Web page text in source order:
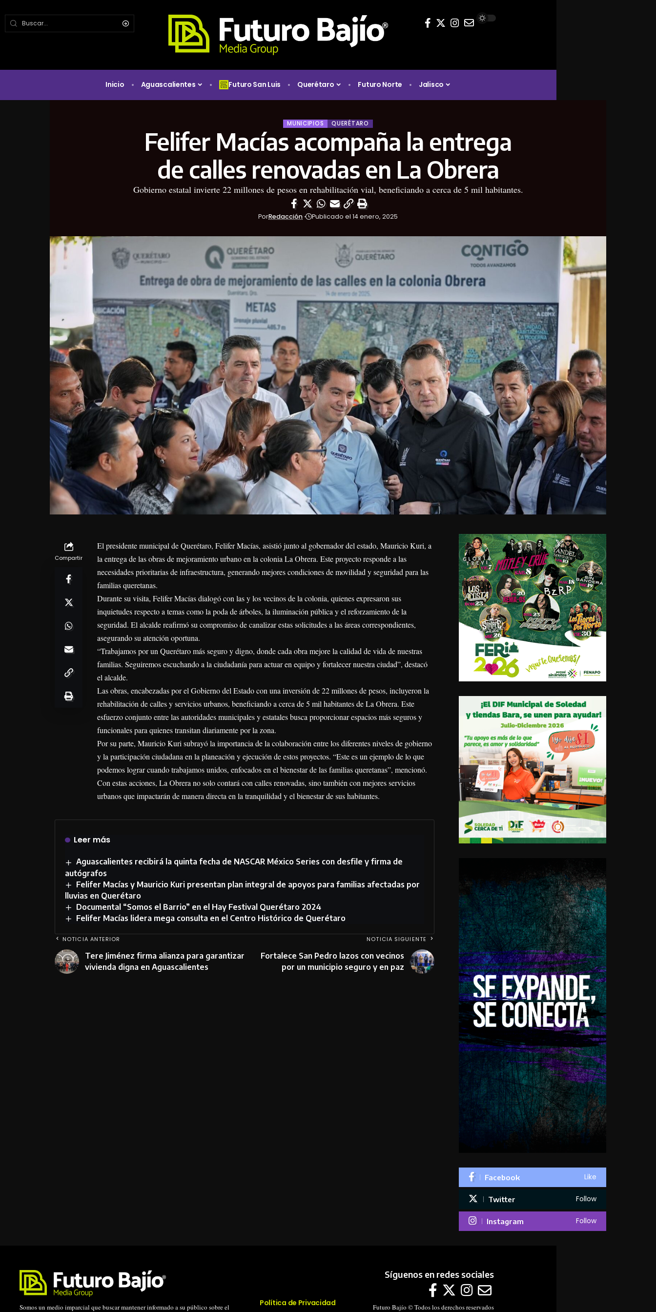
Inicio Aguascalientes Futuro San Luis Querétaro Futuro Norte Jalisco
MUNICIPIOS QUERÉTARO
Felifer Macías acompaña la entrega
de calles renovadas en La Obrera
Gobierno estatal invierte 22 millones de pesos en rehabilitación vial, beneficiando a cerca de 5 mil habitantes.
PorRedacción Publicado el 14 enero, 2025
Compartir
El presidente municipal de Querétaro, Felifer Macías, asistió junto al gobernador del estado, Mauricio Kuri, a
la entrega de las obras de mejoramiento urbano en la colonia La Obrera. Este proyecto responde a las
necesidades prioritarias de infraestructura, generando mejores condiciones de movilidad y seguridad para las
familias queretanas.
Durante su visita, Felifer Macías dialogó con las y los vecinos de la colonia, quienes expresaron sus
inquietudes respecto a temas como la poda de árboles, la iluminación pública y el reforzamiento de la
seguridad. El alcalde reafirmó su compromiso de canalizar estas solicitudes a las áreas correspondientes,
asegurando su atención oportuna.
“Trabajamos por un Querétaro más seguro y digno, donde cada obra mejore la calidad de vida de nuestras
familias. Seguiremos escuchando a la ciudadanía para actuar en equipo y fortalecer nuestra ciudad”, destacó
el alcalde.
Las obras, encabezadas por el Gobierno del Estado con una inversión de 22 millones de pesos, incluyeron la
rehabilitación de calles y servicios urbanos, beneficiando a cerca de 5 mil habitantes de La Obrera. Este
esfuerzo conjunto entre las autoridades municipales y estatales busca proporcionar espacios más seguros y
funcionales para quienes transitan diariamente por la zona.
Por su parte, Mauricio Kuri subrayó la importancia de la colaboración entre los diferentes niveles de gobierno
y la participación ciudadana en la planeación y ejecución de estos proyectos. “Este es un ejemplo de lo que
podemos lograr cuando trabajamos unidos, enfocados en el bienestar de las familias queretanas”, mencionó.
Con estas acciones, La Obrera no solo contará con calles renovadas, sino también con mejores servicios
urbanos que impactarán de manera directa en la tranquilidad y el bienestar de sus habitantes.
Leer más
Aguascalientes recibirá la quinta fecha de NASCAR México Series con desfile y firma de
autógrafos
Felifer Macías y Mauricio Kuri presentan plan integral de apoyos para familias afectadas por
lluvias en Querétaro
Documental “Somos el Barrio” en el Hay Festival Querétaro 2024
Felifer Macías lidera mega consulta en el Centro Histórico de Querétaro
NOTICIA ANTERIOR
Tere Jiménez firma alianza para garantizar
vivienda digna en Aguascalientes
NOTICIA SIGUIENTE
Fortalece San Pedro lazos con vecinos
por un municipio seguro y en paz
Facebook Like
Twitter Follow
Instagram Follow
Somos un medio imparcial que buscar mantener informado a su público sobre el
Política de Privacidad
Síguenos en redes sociales
Futuro Bajío © Todos los derechos reservados